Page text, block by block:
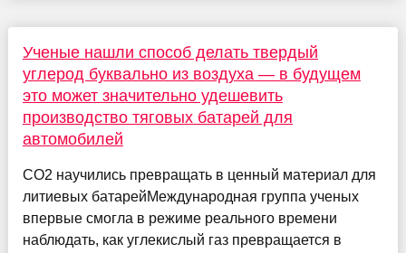
Ученые нашли способ делать твердый
углерод буквально из воздуха — в будущем
это может значительно удешевить
производство тяговых батарей для
автомобилей
CO2 научились превращать в ценный материал для
литиевых батарейМеждународная группа ученых
впервые смогла в режиме реального времени
наблюдать, как углекислый газ превращается в